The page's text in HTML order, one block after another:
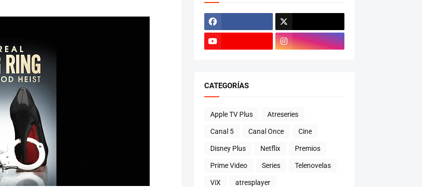
CATEGORÍAS
Apple TV Plus Atreseries
Canal 5 Canal Once Cine
Disney Plus Netflix Premios
Prime Video Series Telenovelas
ViX atresplayer